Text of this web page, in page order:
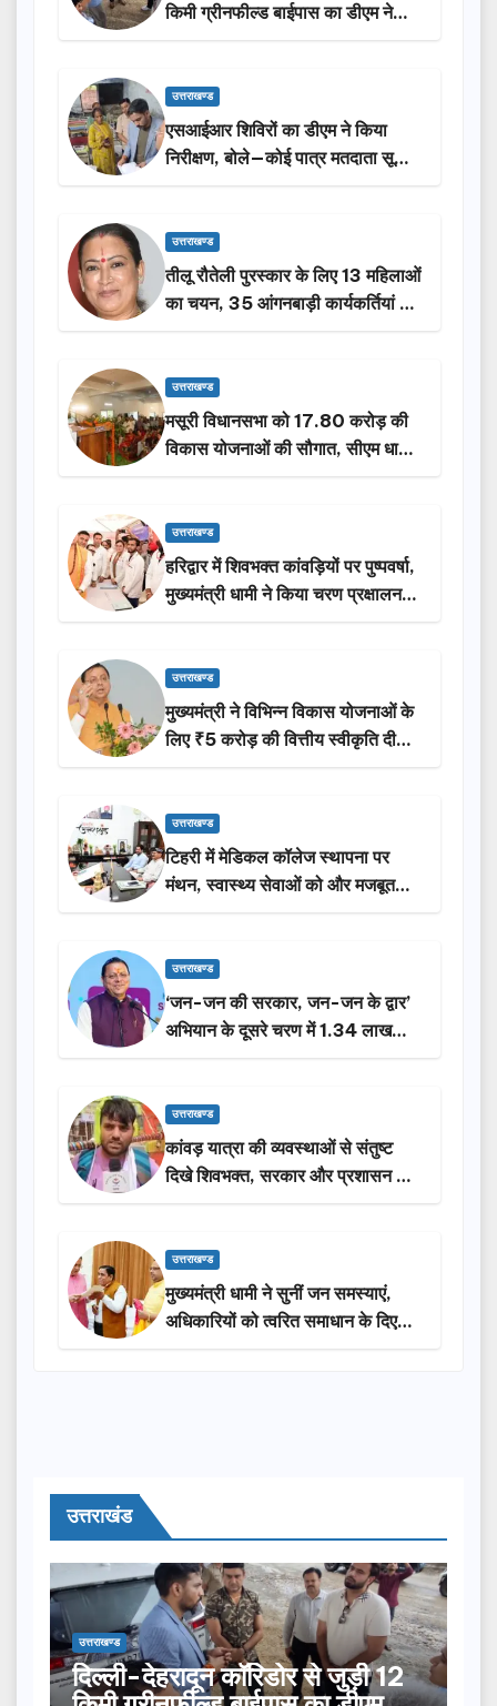
किमी ग्रीनफील्ड बाईपास का डीएम ने
किया निरीक्षण…
उत्तराखण्ड
एसआईआर शिविरों का डीएम ने किया
निरीक्षण, बोले—कोई पात्र मतदाता सूची
से न छूटे…
उत्तराखण्ड
तीलू रौतेली पुरस्कार के लिए 13 महिलाओं
का चयन, 35 आंगनबाड़ी कार्यकर्तियां भी
होंगी सम्मानित…
उत्तराखण्ड
मसूरी विधानसभा को 17.80 करोड़ की
विकास योजनाओं की सौगात, सीएम धामी
ने किया लोकार्पण-शिलान्यास.
उत्तराखण्ड
हरिद्वार में शिवभक्त कांवड़ियों पर पुष्पवर्षा,
मुख्यमंत्री धामी ने किया चरण प्रक्षालन…
उत्तराखण्ड
मुख्यमंत्री ने विभिन्न विकास योजनाओं के
लिए ₹5 करोड़ की वित्तीय स्वीकृति दी…
उत्तराखण्ड
टिहरी में मेडिकल कॉलेज स्थापना पर
मंथन, स्वास्थ्य सेवाओं को और मजबूत
करेगी सरकार: मुख्यमंत्री धामी…
उत्तराखण्ड
‘जन-जन की सरकार, जन-जन के द्वार’
अभियान के दूसरे चरण में 1.34 लाख
लोगों की भागीदारी…
उत्तराखण्ड
कांवड़ यात्रा की व्यवस्थाओं से संतुष्ट
दिखे शिवभक्त, सरकार और प्रशासन की
सराहना…
उत्तराखण्ड
मुख्यमंत्री धामी ने सुनीं जन समस्याएं,
अधिकारियों को त्वरित समाधान के दिए
निर्देश
उत्तराखंड
उत्तराखण्ड
दिल्ली-देहरादून कॉरिडोर से जुड़ी 12